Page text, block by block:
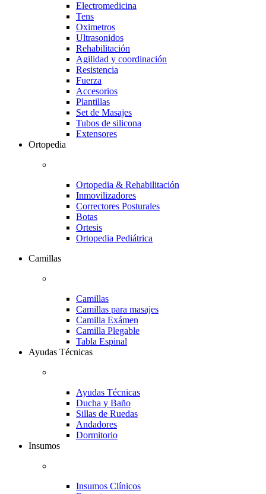
Electromedicina
Tens
Oximetros
Ultrasonidos
Rehabilitación
Agilidad y coordinación
Resistencia
Fuerza
Accesorios
Plantillas
Set de Masajes
Tubos de silicona
Extensores
Ortopedia
Ortopedia & Rehabilitación
Inmovilizadores
Correctores Posturales
Botas
Ortesis
Ortopedia Pediátrica
Camillas
Camillas
Camillas para masajes
Camilla Exámen
Camilla Plegable
Tabla Espinal
Ayudas Técnicas
Ayudas Técnicas
Ducha y Baño
Sillas de Ruedas
Andadores
Dormitorio
Insumos
Insumos Clínicos